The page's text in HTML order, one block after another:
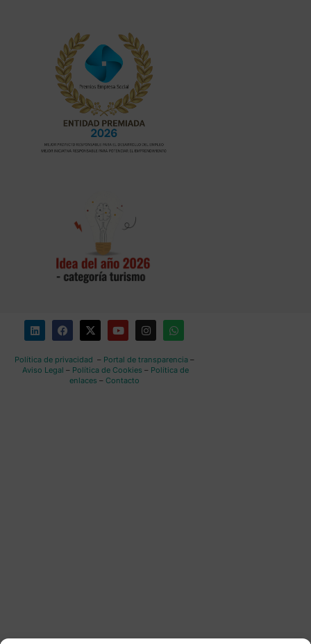
Política de privacidad – Portal de transparencia–
Aviso Legal – Política de Cookies – Política de
enlaces – Contacto